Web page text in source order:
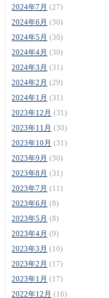
2024年7月 (27)
2024年6月 (30)
2024年5月 (30)
2024年4月 (30)
2024年3月 (31)
2024年2月 (29)
2024年1月 (31)
2023年12月 (31)
2023年11月 (30)
2023年10月 (31)
2023年9月 (30)
2023年8月 (31)
2023年7月 (11)
2023年6月 (8)
2023年5月 (8)
2023年4月 (9)
2023年3月 (10)
2023年2月 (17)
2023年1月 (17)
2022年12月 (16)